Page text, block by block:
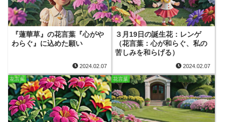
『蓮華草』の花言葉『心がや
わらぐ』に込めた願い
2024.02.07
３月19日の誕生花：レンゲ
（花言葉：心が和らぐ、私の
苦しみを和らげる）
2024.02.07
花言葉 花言葉